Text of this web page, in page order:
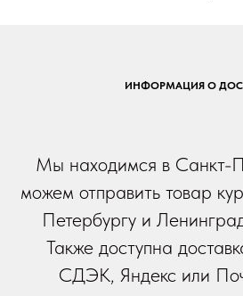
ИНФОРМАЦИЯ О
Мы находимся в Санкт-
можем отправить товар
Петербургу и
Также доступна
СДЭК, Яндекс или